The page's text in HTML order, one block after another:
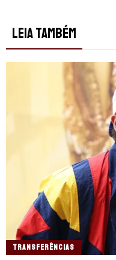
LEIA TAMBÉM
TRANSFERÊNCIAS